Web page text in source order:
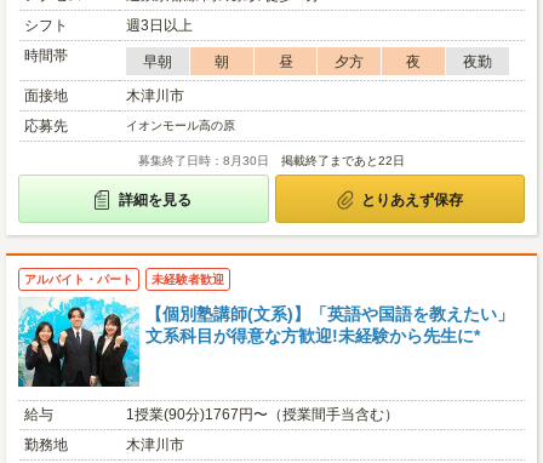
シフト
週3日以上
時間帯
早朝 朝 昼 夕方 夜
夜勤
面接地
木津川市
応募先
イオンモール高の原
募集終了日時：8月30日 掲載終了まであと22日
詳細を見る とりあえず保存
アルバイト・パート 未経験者歓迎
【個別塾講師(文系)】「英語や国語を教えたい」
文系科目が得意な方歓迎!未経験から先生に*
給与
1授業(90分)1767円〜（授業間手当含む）
勤務地
木津川市